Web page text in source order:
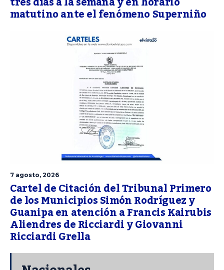
matutino ante el fenómeno Superniño
7 agosto, 2026
Cartel de Citación del Tribunal Primero
de los Municipios Simón Rodríguez y
Guanipa en atención a Francis Kairubis
Aliendres de Ricciardi y Giovanni
Ricciardi Grella